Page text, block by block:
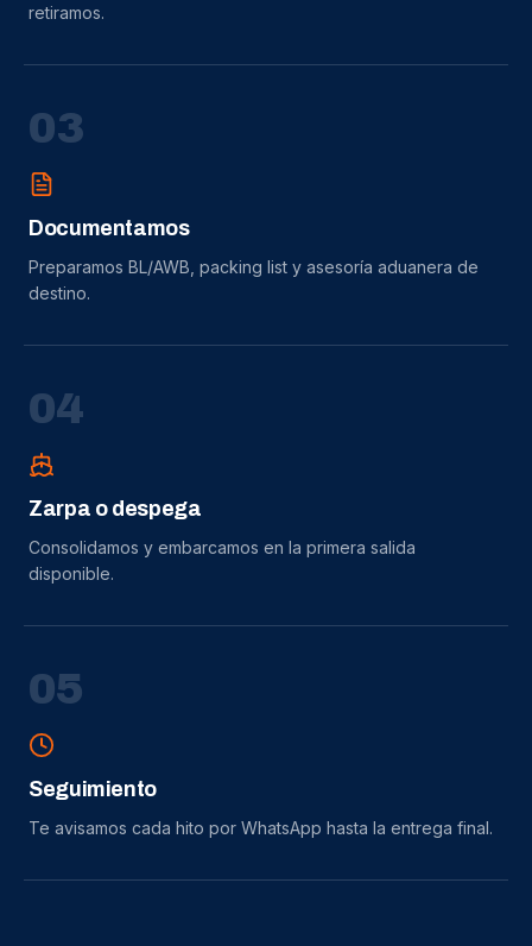
retiramos.
03
Documentamos
Preparamos BL/AWB, packing list y asesoría aduanera de
destino.
04
Zarpa o despega
Consolidamos y embarcamos en la primera salida
disponible.
05
Seguimiento
Te avisamos cada hito por WhatsApp hasta la entrega final.